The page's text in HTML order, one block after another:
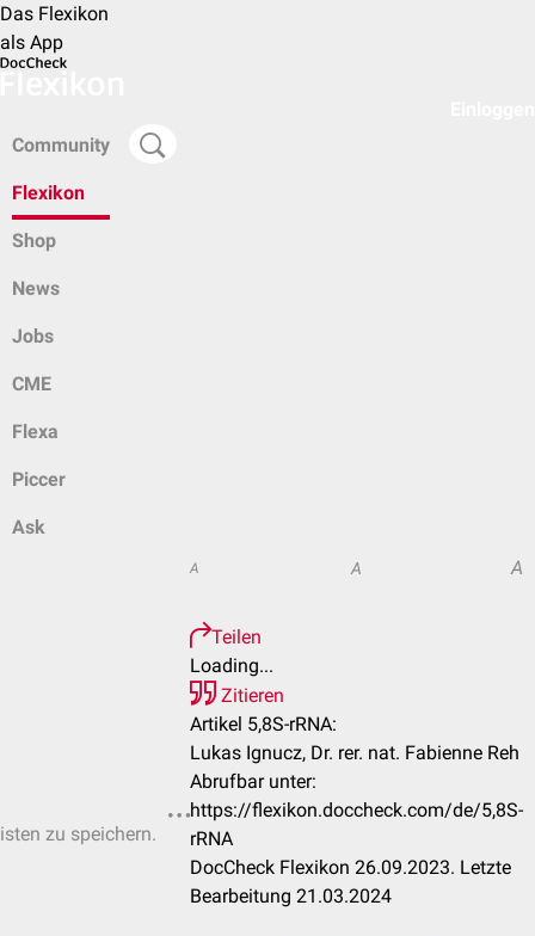
Das Flexikon
als App
Community
Flexikon
Shop
News
Jobs
CME
Flexa
Piccer
Ask
zu speichern.
A A A
Teilen
Loading...
Zitieren
Artikel 5,8S-rRNA:
Lukas Ignucz, Dr. rer. nat. Fabienne Reh
Abrufbar unter:
https://flexikon.doccheck.com/de/5,8S-
rRNA
DocCheck Flexikon 26.09.2023. Letzte
Bearbeitung 21.03.2024